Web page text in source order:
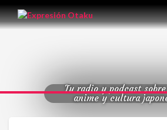
Tu radio y podcast
anime y cultura